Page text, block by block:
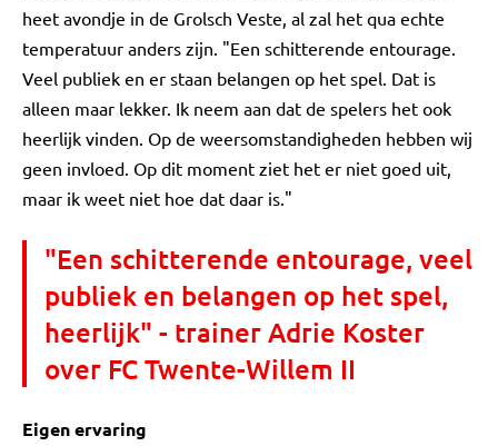
heet avondje in de Grolsch Veste, al zal het qua echte
temperatuur anders zijn. "Een schitterende entourage.
Veel publiek en er staan belangen op het spel. Dat is
alleen maar lekker. Ik neem aan dat de spelers het ook
heerlijk vinden. Op de weersomstandigheden hebben wij
geen invloed. Op dit moment ziet het er niet goed uit,
maar ik weet niet hoe dat daar is."
"Een schitterende entourage, veel
publiek en belangen op het spel,
heerlijk" - trainer Adrie Koster
over FC Twente-Willem II
Eigen ervaring